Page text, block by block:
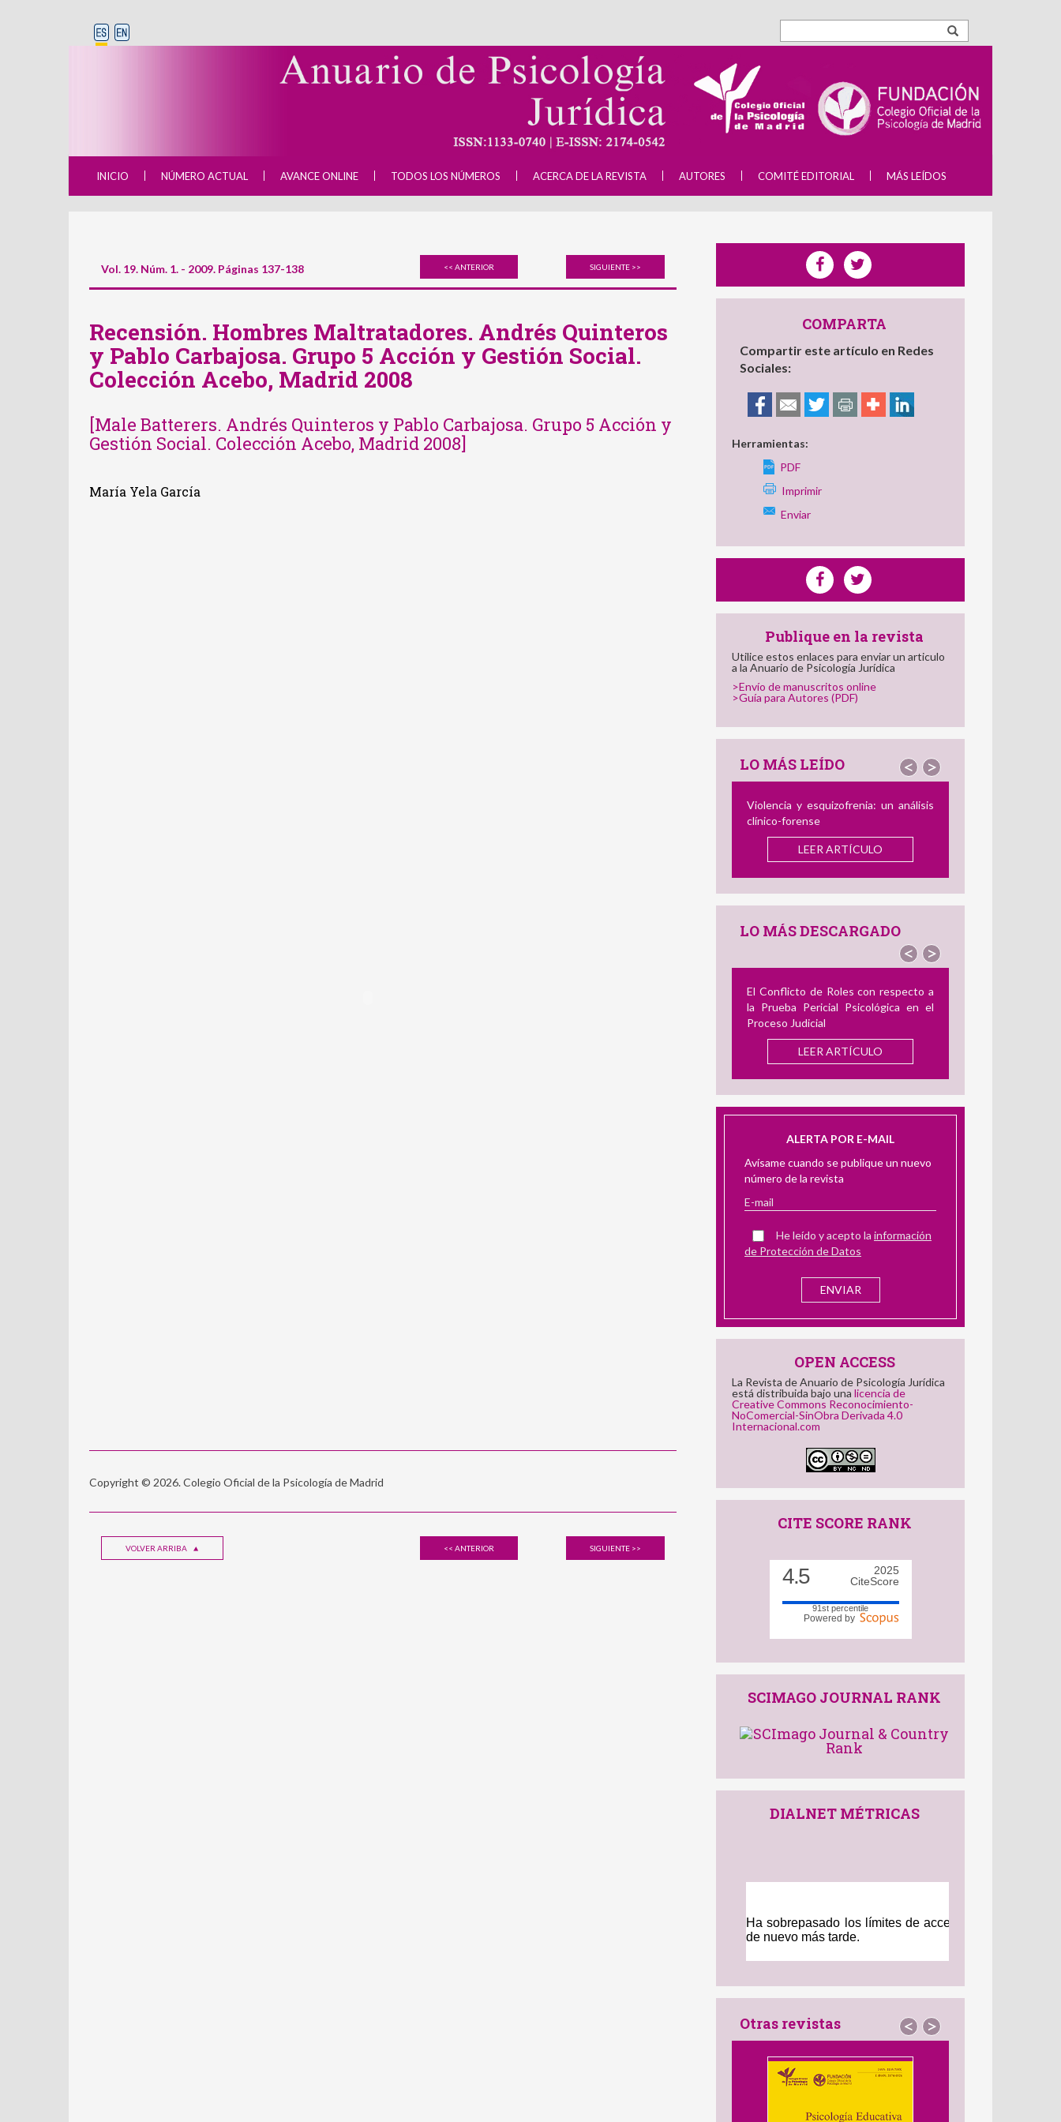
INICIO NÚMERO ACTUAL AVANCE ONLINE TODOS LOS NÚMEROS ACERCA DE LA REVISTA AUTORES COMITÉ EDITORIAL MÁS LEÍDOS
Vol. 19. Núm. 1. - 2009. Páginas 137-138 << ANTERIOR SIGUIENTE >>
Recensión. Hombres Maltratadores. Andrés Quinteros
y Pablo Carbajosa. Grupo 5 Acción y Gestión Social.
Colección Acebo, Madrid 2008
[Male Batterers. Andrés Quinteros y Pablo Carbajosa. Grupo 5 Acción y
Gestión Social. Colección Acebo, Madrid 2008]
María Yela García
Copyright © 2026. Colegio Oficial de la Psicología de Madrid
VOLVER ARRIBA << ANTERIOR SIGUIENTE >>
COMPARTA
Compartir este artículo en Redes
Sociales:
Herramientas:
PDF
Imprimir
Enviar
Publique en la revista
Utilice estos enlaces para enviar un articulo
a la Anuario de Psicología Jurídica
>Envío de manuscritos online
>Guía para Autores (PDF)
LO MÁS LEÍDO < >
Violencia y esquizofrenia: un análisis
clínico-forense
LEER ARTÍCULO
LO MÁS DESCARGADO
< >
El Conflicto de Roles con respecto a
la Prueba Pericial Psicológica en el
Proceso Judicial
LEER ARTÍCULO
ALERTA POR E-MAIL
Avísame cuando se publique un nuevo
número de la revista
He leído y acepto la información
de Protección de Datos
OPEN ACCESS
La Revista de Anuario de Psicología Jurídica
está distribuida bajo una licencia de
Creative Commons Reconocimiento-
NoComercial-SinObra Derivada 4.0
Internacional.com
CITE SCORE RANK
4.5
2025
CiteScore
91st percentile
Powered by
SCIMAGO JOURNAL RANK
DIALNET MÉTRICAS
Otras revistas < >